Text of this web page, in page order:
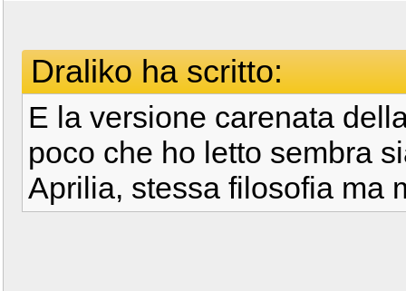
Draliko ha scritto:
E la versione carenata
poco che ho letto sembra
Aprilia, stessa filosofia ma